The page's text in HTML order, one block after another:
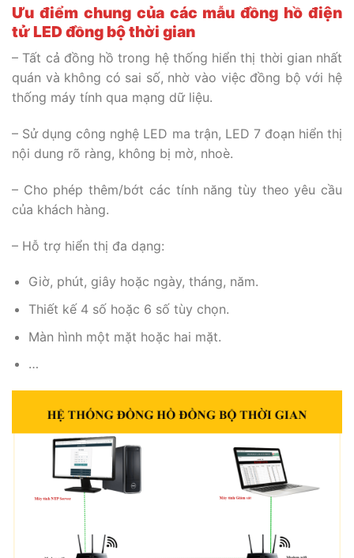
Ưu điểm chung của các mẫu đồng hồ điện
tử LED đồng bộ thời gian
– Tất cả đồng hồ trong hệ thống hiển thị thời gian nhất
quán và không có sai số, nhờ vào việc đồng bộ với hệ
thống máy tính qua mạng dữ liệu.
– Sử dụng công nghệ LED ma trận, LED 7 đoạn hiển thị
nội dung rõ ràng, không bị mờ, nhoè.
– Cho phép thêm/bớt các tính năng tùy theo yêu cầu
của khách hàng.
– Hỗ trợ hiển thị đa dạng:
Giờ, phút, giây hoặc ngày, tháng, năm.
Thiết kế 4 số hoặc 6 số tùy chọn.
Màn hình một mặt hoặc hai mặt.
…